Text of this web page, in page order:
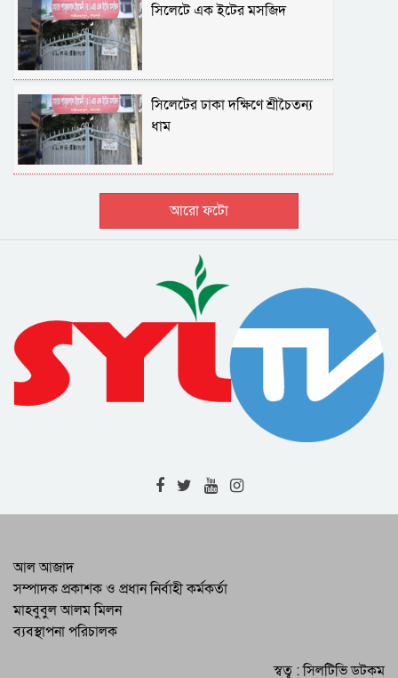
সিলেটে এক ইটের মসজিদ
সিলেটের ঢাকা দক্ষিণে শ্রীচৈতন্য
ধাম
আরো ফটো
আল আজাদ
সম্পাদক প্রকাশক ও প্রধান নির্বাহী কর্মকর্তা
মাহবুবুল আলম মিলন
ব্যবস্থাপনা পরিচালক
স্বত্ব : সিলটিভি ডটকম